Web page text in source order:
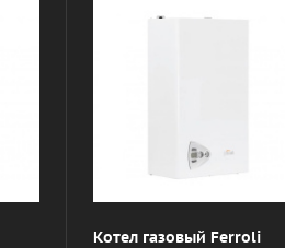
Котел газовый Ferroli